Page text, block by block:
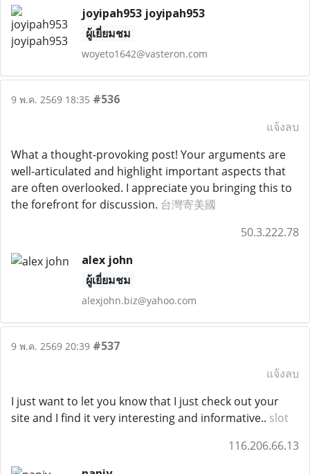
joyipah953 joyipah953
ผู้เยี่ยมชม
woyeto1642@vasteron.com
9 พ.ค. 2569 18:35 #536
แจ้งลบ
What a thought-provoking post! Your arguments are
well-articulated and highlight important aspects that
are often overlooked. I appreciate you bringing this to
the forefront for discussion. 台灣寄美國
50.3.222.78
alex john
ผู้เยี่ยมชม
alexjohn.biz@yahoo.com
9 พ.ค. 2569 20:39 #537
แจ้งลบ
I just want to let you know that I just check out your
site and I find it very interesting and informative.. slot
116.206.66.13